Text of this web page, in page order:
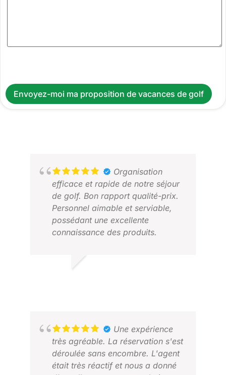
Envoyez-moi ma proposition de vacances de golf
Organisation
efficace et rapide de notre séjour
de golf. Bon rapport qualité-prix.
Personnel aimable et serviable,
possédant une excellente
connaissance des produits.
Une expérience
très agréable. La réservation s'est
déroulée sans encombre. L'agent
était très réactif et nous a donné